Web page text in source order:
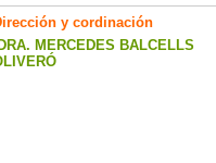
y cordinación
DRA. MERCEDES BALCELLS